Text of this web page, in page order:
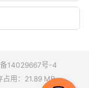
14029667号-4
占用：21.89 MB